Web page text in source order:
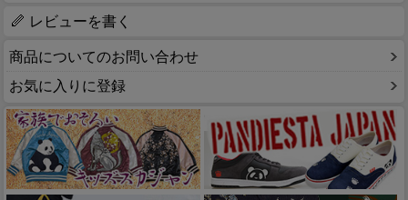
レビューを書く
商品についてのお問い合わせ
お気に入りに登録